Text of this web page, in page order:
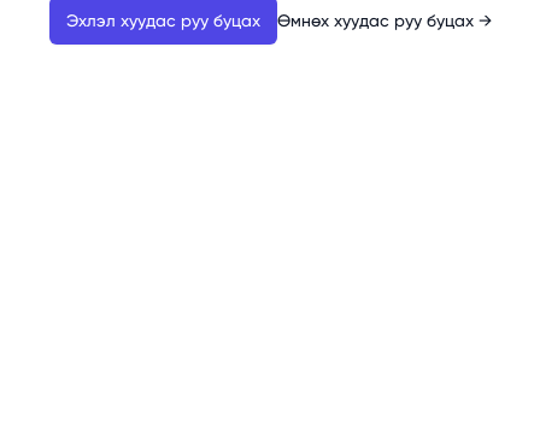
Эхлэл хуудас руу буцах Өмнөх хуудас руу буцах →